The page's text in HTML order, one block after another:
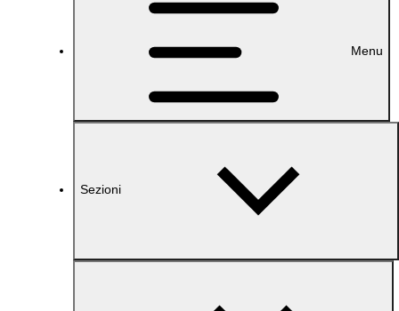
Menu
Sezioni